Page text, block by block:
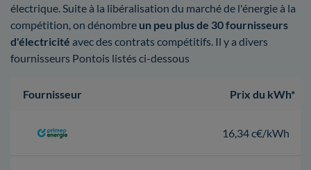
électrique. Suite à la libéralisation du marché de l'énergie à la
compétition, on dénombre un peu plus de 30 fournisseurs
d'électricité avec des contrats compétitifs. Il y a divers
fournisseurs Pontois listés ci-dessous
Fournisseur Prix du kWh*
16,34 c€/kWh